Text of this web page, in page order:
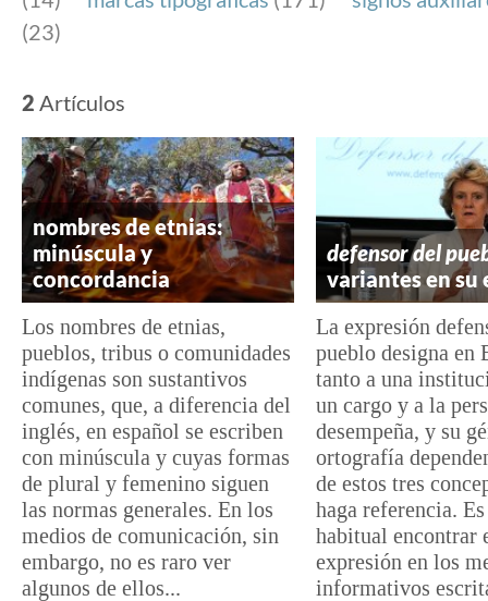
(23)
2 Artículos
nombres de etnias:
minúscula y
concordancia
Los nombres de etnias,
pueblos, tribus o comunidades
indígenas son sustantivos
comunes, que, a diferencia del
inglés, en español se escriben
con minúscula y cuyas formas
de plural y femenino siguen
las normas generales. En los
medios de comunicación, sin
embargo, no es raro ver
algunos de ellos...
defensor del
variantes en su
La expresión
pueblo designa en
tanto a una
un cargo y a la
desempeña, y su
ortografía
de estos tres
haga referencia.
habitual encontrar
expresión en los
informativos